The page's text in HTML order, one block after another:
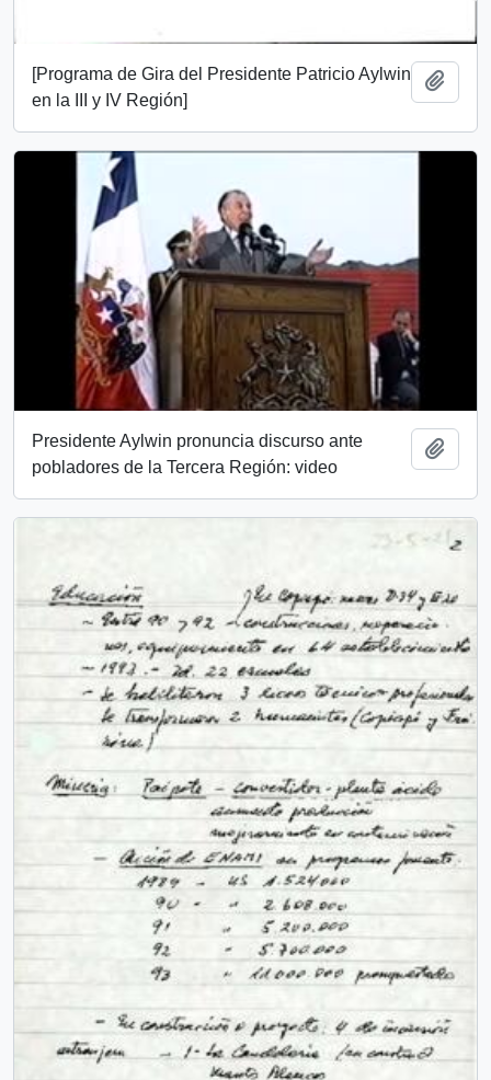
[Programa de Gira del Presidente Patricio Aylwin
en la III y IV Región]
Presidente Aylwin pronuncia discurso ante
pobladores de la Tercera Región: video